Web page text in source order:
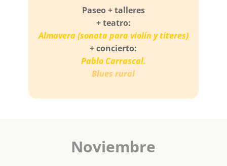
Paseo + talleres
+ teatro:
Almavera (sonata para violín y títeres)
+ concierto:
Pablo Carrascal.
Blues rural
Noviembre